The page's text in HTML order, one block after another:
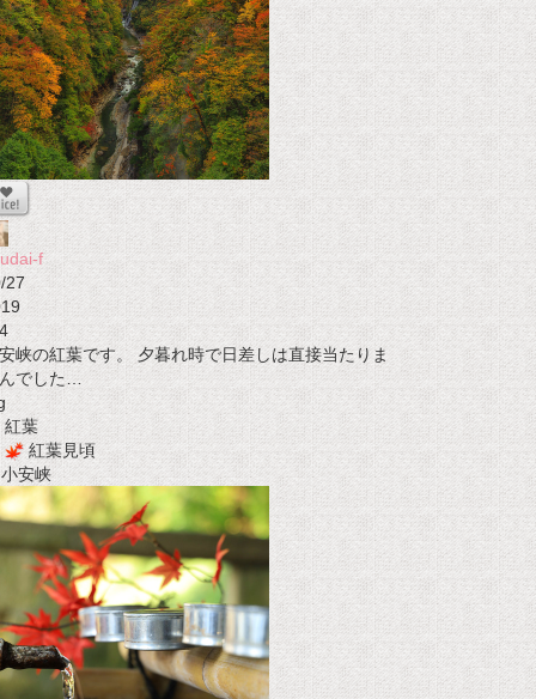
f
27
4
峡の紅葉です。 夕暮れ時で日差しは直接当たりま
でした…
紅葉
紅葉見頃
安峡